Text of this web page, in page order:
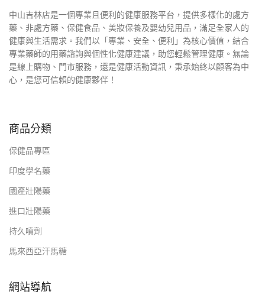
中山吉林店是一個專業且便利的健康服務平台，提供多樣化的處方
藥、非處方藥、保健食品、美妝保養及嬰幼兒用品，滿足全家人的
健康與生活需求。我們以「專業、安全、便利」為核心價值，結合
專業藥師的用藥諮詢與個性化健康建議，助您輕鬆管理健康。無論
是線上購物、門市服務，還是健康活動資訊，秉承始終以顧客為中
心，是您可信賴的健康夥伴！
商品分類
保健品專區
印度學名藥
國產壯陽藥
進口壯陽藥
持久噴劑
馬來西亞汗馬糖
網站導航